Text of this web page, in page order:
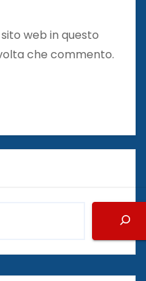
web in questo
che commento.